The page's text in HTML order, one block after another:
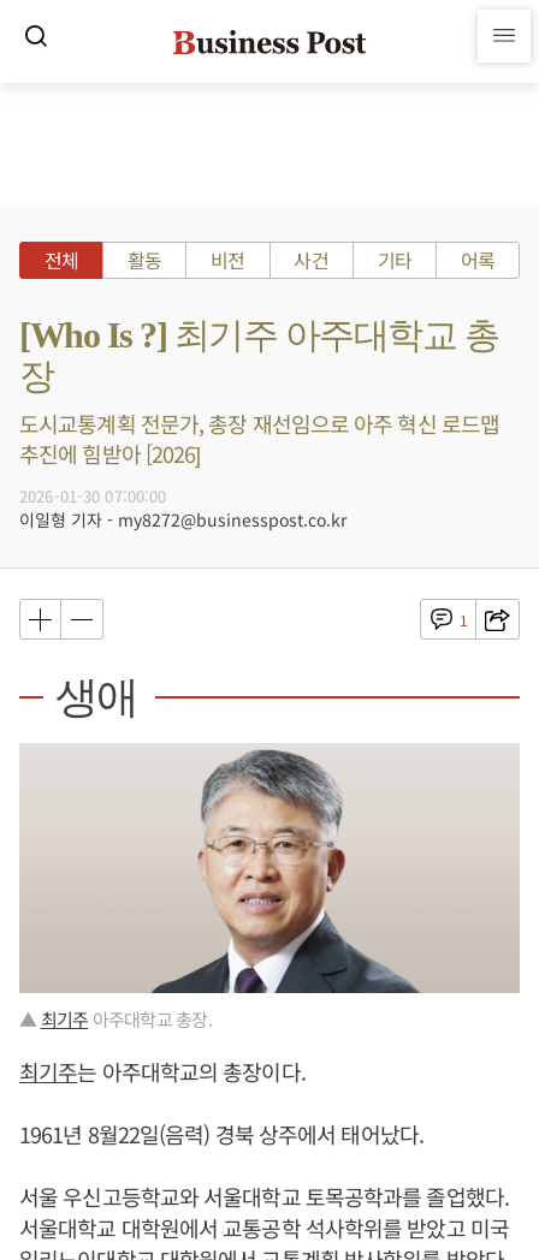
전체 활동 비전 사건 기타 어록
[Who Is ?] 최기주 아주대학교 총
장
도시교통계획 전문가, 총장 재선임으로 아주 혁신 로드맵
추진에 힘받아 [2026]
2026-01-30 07:00:00
이일형 기자 - my8272@businesspost.co.kr
1
생애
▲ 최기주 아주대학교 총장.
최기주는 아주대학교의 총장이다.
1961년 8월22일(음력) 경북 상주에서 태어났다.
서울 우신고등학교와 서울대학교 토목공학과를 졸업했다.
서울대학교 대학원에서 교통공학 석사학위를 받았고 미국